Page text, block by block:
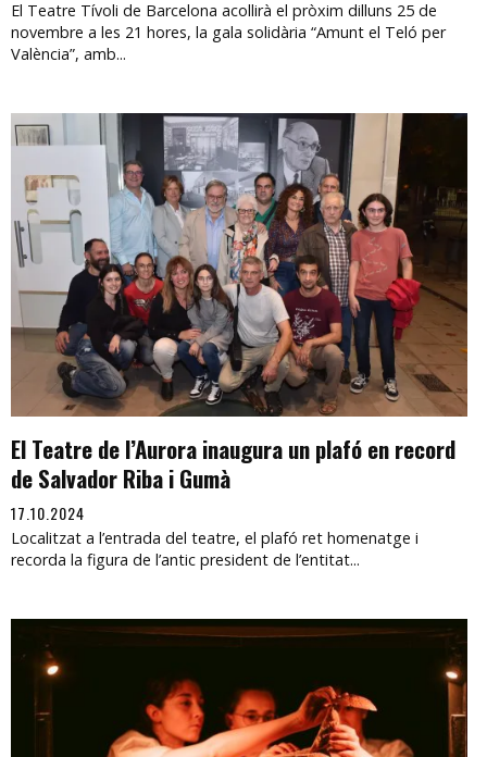
El Teatre Tívoli de Barcelona acollirà el pròxim dilluns 25 de
novembre a les 21 hores, la gala solidària “Amunt el Teló per
València”, amb...
El Teatre de l’Aurora inaugura un plafó en record
de Salvador Riba i Gumà
17.10.2024
Localitzat a l’entrada del teatre, el plafó ret homenatge i
recorda la figura de l’antic president de l’entitat...